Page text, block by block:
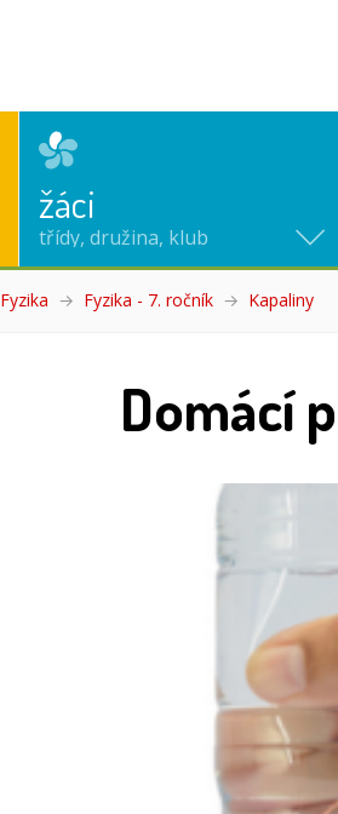
žáci
třídy, družina, klub
Fyzika Fyzika - 7. ročník Kapaliny
Domácí